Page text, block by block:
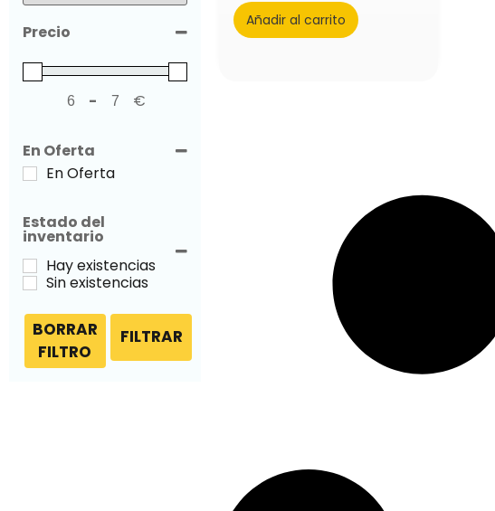
Precio
Minimum Price
- Maximum Price
€
En Oferta
En Oferta
Estado del
inventario
Hay existencias
Sin existencias
FILTRAR
BORRAR
FILTRO
Añadir al carrito